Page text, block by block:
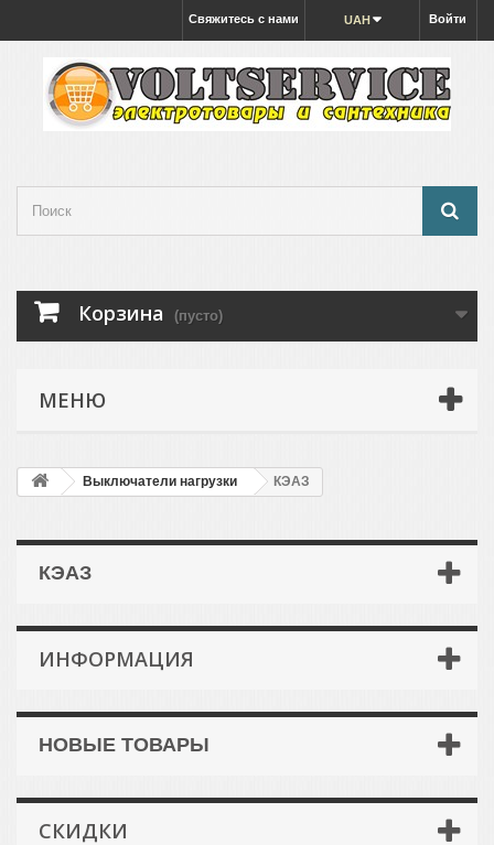
Войти
UAH
Свяжитесь с нами
Корзина (пусто)
МЕНЮ
Выключатели нагрузки КЭАЗ
КЭАЗ
ИНФОРМАЦИЯ
НОВЫЕ ТОВАРЫ
СКИДКИ